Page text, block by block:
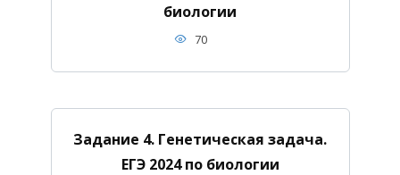
биологии
70
Задание 4. Генетическая задача.
ЕГЭ 2024 по биологии